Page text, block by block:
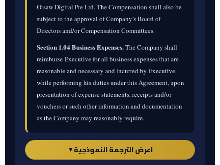
Otsaw Digital Pte Ltd. The Compensation shall also be
subject to the approval of Company’s Board of
Directors and/or Compensation Committees.
Section 1.04 Business Expenses.The Company shall
reimburse Executive for all business expenses that are
reasonable and necessary and incurred by Executive
while performing his duties under this Agreement, upon
presentation of expense statements, receipts and/or
vouchers or such other information and documentation
as the Company may reasonably require.
اعرض الترجمة النموذجية▼